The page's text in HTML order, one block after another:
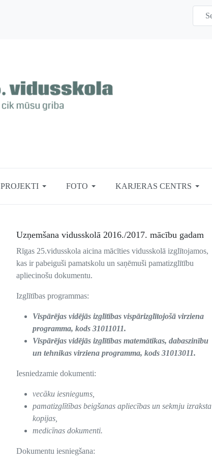
PROJEKTI FOTO KARJERAS CENTRS
Uzņemšana vidusskolā 2016./2017. mācību gadam
Rīgas 25.vidusskola aicina mācīties vidusskolā izglītojamos,
kas ir pabeiguši pamatskolu un saņēmuši pamatizglītību
apliecinošu dokumentu.
Izglītības programmas:
Vispārējas vidējās izglītības vispārizglītojošā virziena
programma, kods 31011011.
Vispārējas vidējās izglītības matemātikas, dabaszinību
un tehnikas virziena programma, kods 31013011.
Iesniedzamie dokumenti:
vecāku iesniegums,
pamatizglītības beigšanas apliecības un sekmju izraksta
kopijas,
medicīnas dokumenti.
Dokumentu iesniegšana: